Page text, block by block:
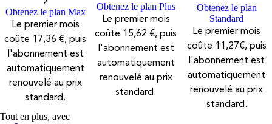
Obtenez le plan Max
Le premier mois
coûte 17,36 €, puis
l'abonnement est
automatiquement
renouvelé au prix
standard.
Obtenez le plan Plus
Le premier mois
coûte 15,62 €, puis
l'abonnement est
automatiquement
renouvelé au prix
standard.
Obtenez le plan
Standard
Le premier mois
coûte 11,27€, puis
l'abonnement est
automatiquement
renouvelé au prix
standard.
Tout en plus, avec